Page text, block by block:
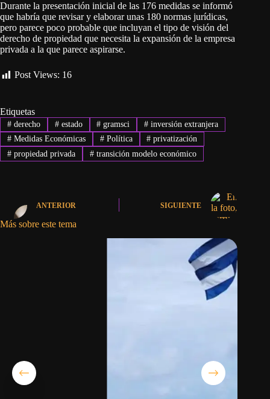
Durante la presentación inicial de las 176 medidas se informó
que habría que revisar y elaborar unas 180 normas jurídicas,
pero parece poco probable que incluyan el tipo de visión del
derecho de propiedad que necesita la expansión de la empresa
privada a la que parece aspirarse.
Post Views: 16
Etiquetas
#derecho #estado # gramsci # inversión extranjera
#Medidas Económicas #Política # privatización
#propiedad privada #transición modelo económico
ANTERIOR SIGUIENTE
Más sobre este tema